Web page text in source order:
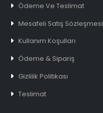
Ödeme Ve Teslimat
Mesafeli Satış Sözleşmesi
Kullanım Koşulları
Ödeme & Sipariş
Gizlilik Politikası
Teslimat